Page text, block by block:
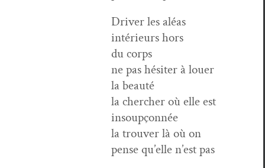
Dri­ver les aléas
intérieurs hors
du corps
ne pas hésiter à louer
la beauté
la chercher où elle est
insoupçonnée
la trou­ver là où on
pense qu’elle n’est pas